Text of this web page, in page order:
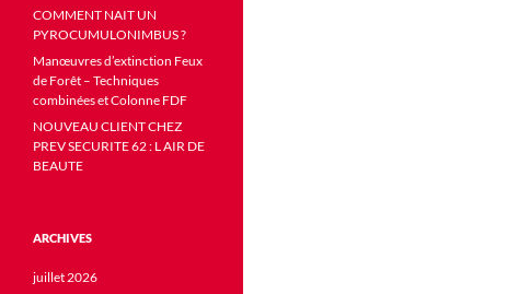
COMMENT NAIT UN
PYROCUMULONIMBUS ?
Manœuvres d’extinction Feux
de Forêt – Techniques
combinées et Colonne FDF
NOUVEAU CLIENT CHEZ
PREV SECURITE 62 : L AIR DE
BEAUTE
ARCHIVES
juillet 2026